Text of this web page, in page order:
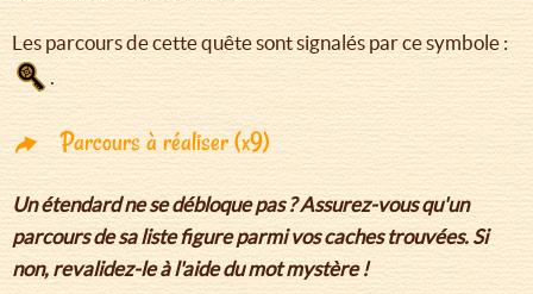
Les parcours de cette quête sont signalés par ce symbole :
.
Parcours à réaliser (x9)
Un étendard ne se débloque pas ? Assurez-vous qu'un
parcours de sa liste figure parmi vos caches trouvées. Si
non, revalidez-le à l'aide du mot mystère !